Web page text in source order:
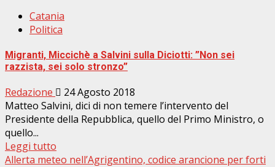
Catania
Politica
Migranti, Miccichè a Salvini sulla Diciotti: ”Non sei
razzista, sei solo stronzo”
Redazione
24 Agosto 2018
Matteo Salvini, dici di non temere l’intervento del
Presidente della Repubblica, quello del Primo Ministro, o
quello...
Leggi tutto
Allerta meteo nell’Agrigentino, codice arancione per forti